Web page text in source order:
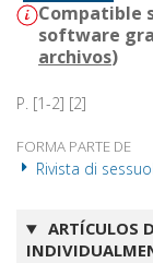
Compatible
software
archivos)
P. [1-2] [2]
FORMA PARTE DE
Rivista di
ARTÍCULOS